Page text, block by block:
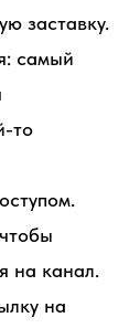
заставку.
самый
то
на канал.
на